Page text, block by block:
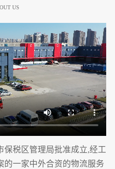
US
保税区管理局批准成立,经工
的一家中外合资的物流服务